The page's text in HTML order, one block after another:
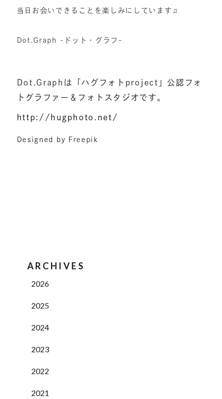
当日お会いできることを楽しみにしています♫
Dot.Graph -ドット・グラフ-
Dot.Graphは「ハグフォトproject」公認フォ
トグラファー＆フォトスタジオです。
http://hugphoto.net/
Designed by Freepik
ARCHIVES
2026
2025
2024
2023
2022
2021